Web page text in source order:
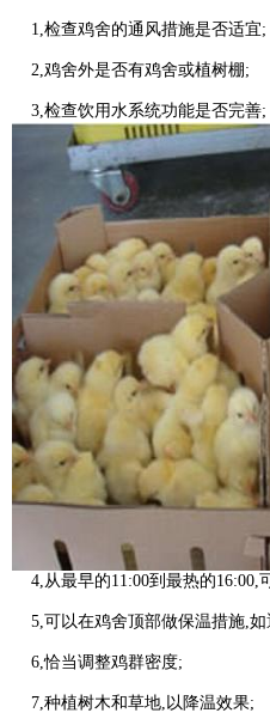
1,检查鸡舍的通风措施是否适宜;
2,鸡舍外是否有鸡舍或植树棚;
3,检查饮用水系统功能是否完善;
4,从最早的11:00到最热的16:00,
5,可以在鸡舍顶部做保温措施,如
6,恰当调整鸡群密度;
7,种植树木和草地,以降温效果;